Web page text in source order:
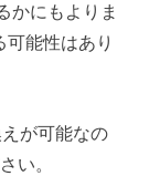
かにもよりま
能性はあり
が可能なの
い。